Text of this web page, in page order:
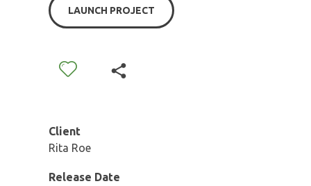
LAUNCH PROJECT
Client
Rita Roe
Release Date